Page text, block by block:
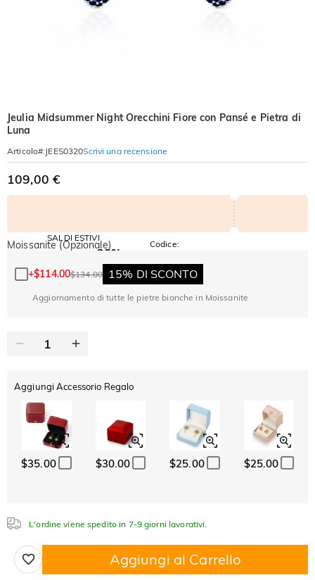
Jeulia Midsummer Night Orecchini Fiore con Pansé e Pietra di
Luna
Articolo#: JEES0320Scrivi una recensione
109,00 €
SALDI ESTIVI
SU TUTTO
-30%
SUL 2°
ARTICOLO
Codice:
Copia
Moissanite (Opzionale)
+$114.00$134.00 15% DI SCONTO
Aggiornamento di tutte le pietre bianche in Moissanite
Aggiungi Accessorio Regalo
$35.00 $30.00 $25.00 $25.00
L'ordine viene spedito in 7-9 giorni lavorativi.
Aggiungi al Carrello